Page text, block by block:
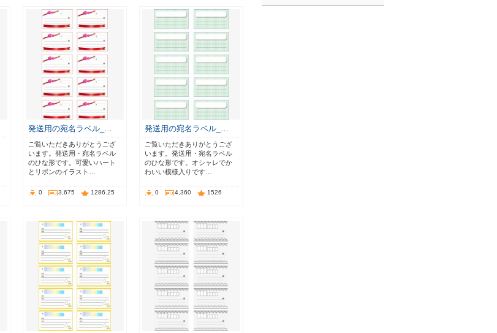
発送用の宛名ラベル_…
ご覧いただきありがとうござ
います。発送用・宛名ラベル
のひな形です。可愛いハート
とリボンのイラスト…
0 3,675 1286.25
発送用の宛名ラベル_…
ご覧いただきありがとうござ
います。発送用・宛名ラベル
のひな形です。オシャレでか
わいい模様入りです…
0 4,360 1526